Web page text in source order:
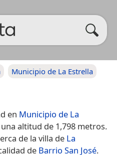
Municipio de La Estrella
en Municipio de La
altitud de 1,798 metros.
de la villa de La
de Barrio San José.